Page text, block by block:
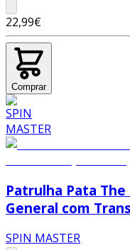
22,99€
Comprar
Patrulha Pata
General com
SPIN MASTER